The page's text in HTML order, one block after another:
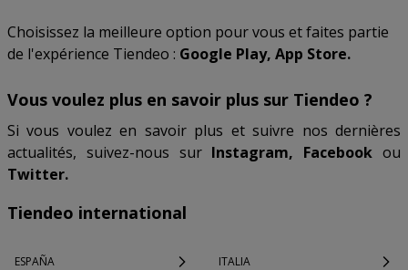
Choisissez la meilleure option pour vous et faites partie
de l'expérience Tiendeo : Google Play, App Store.
Vous voulez plus en savoir plus sur Tiendeo ?
Si vous voulez en savoir plus et suivre nos dernières
actualités, suivez-nous sur Instagram, Facebook ou
Twitter.
Tiendeo international
ESPAÑA ITALIA